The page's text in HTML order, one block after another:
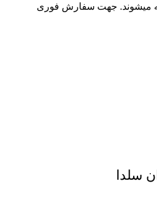
میشوند. جهت سفارش فوری
سلدا